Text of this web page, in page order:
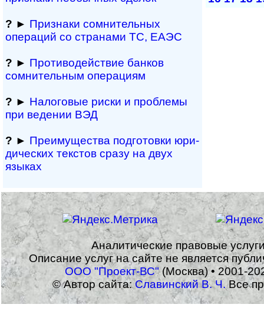
? ► Признаки сомнитель­ных
операций со странами ТС, ЕАЭС
? ► Противодействие банков
сомнительным операциям
? ► Налоговые риски и проблемы
при ведении ВЭД
? ► Преимущества под­гото­вки юри­
ди­чес­ких тек­с­тов сразу на двух
языках
Аналитические правовые
Описание услуг на сайте не является
ООО "Проект-ВС"(Москва) • 2001-
© Автор сайта:Славинский В. Ч.Все